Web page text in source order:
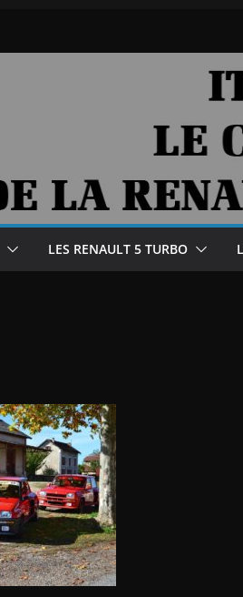
LES RENAULT 5 TURBO